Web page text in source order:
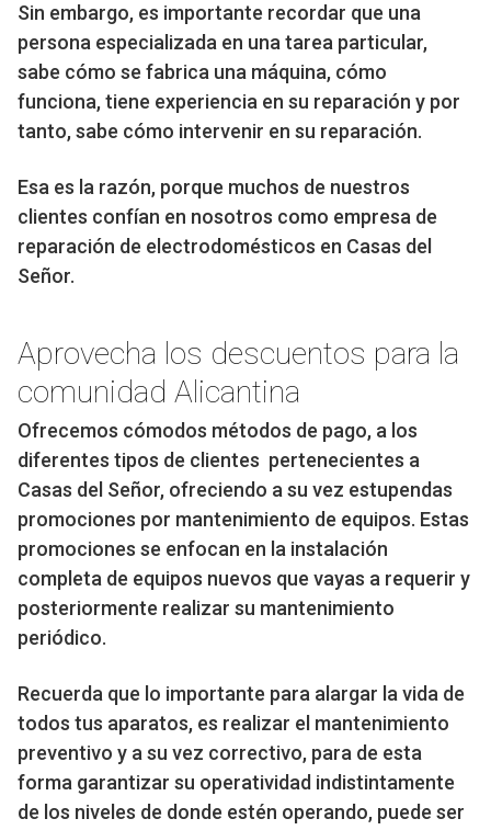
Sin embargo, es importante recordar que una
persona especializada en una tarea particular,
sabe cómo se fabrica una máquina, cómo
funciona, tiene experiencia en su reparación y por
tanto, sabe cómo intervenir en su reparación.
Esa es la razón, porque muchos de nuestros
clientes confían en nosotros como empresa de
reparación de electrodomésticos en Casas del
Señor.
Aprovecha los descuentos para la
comunidad Alicantina
Ofrecemos cómodos métodos de pago, a los
diferentes tipos de clientes pertenecientes a
Casas del Señor, ofreciendo a su vez estupendas
promociones por mantenimiento de equipos. Estas
promociones se enfocan en la instalación
completa de equipos nuevos que vayas a requerir y
posteriormente realizar su mantenimiento
periódico.
Recuerda que lo importante para alargar la vida de
todos tus aparatos, es realizar el mantenimiento
preventivo y a su vez correctivo, para de esta
forma garantizar su operatividad indistintamente
de los niveles de donde estén operando, puede ser